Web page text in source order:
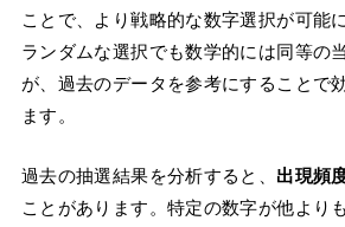
ことで、より戦略的な数字選択が可能
ランダムな選択でも数学的には同等の
が、過去のデータを参考にすることで
ます。
過去の抽選結果を分析すると、 出現頻
ことがあります。特定の数字が他より